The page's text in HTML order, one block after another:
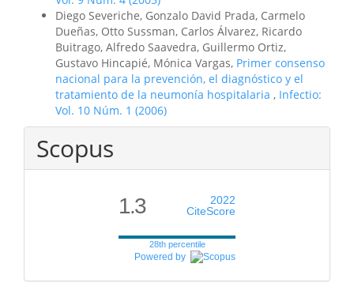
Diego Severiche, Gonzalo David Prada, Carmelo
Dueñas, Otto Sussman, Carlos Álvarez, Ricardo
Buitrago, Alfredo Saavedra, Guillermo Ortiz,
Gustavo Hincapié, Mónica Vargas, Primer consenso
nacional para la prevención, el diagnóstico y el
tratamiento de la neumonía hospitalaria , Infectio:
Vol. 10 Núm. 1 (2006)
Scopus
1.3
2022
CiteScore
28th percentile
Powered by